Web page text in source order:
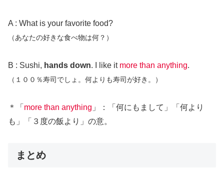
A : What is your favorite food?
（あなたの好きな食べ物は何？）
B : Sushi, hands down. I like it more than anything.
（１００％寿司でしょ。何よりも寿司が好き。）
＊「 more than anything 」：「何にもまして」「何より
も」「３度の飯より」の意。
まとめ